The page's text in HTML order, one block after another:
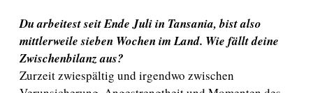
Du arbeitest seit Ende Juli in Tansania, bist also
mittlerweile sieben Wochen im Land. Wie fällt deine
Zwischenbilanz aus?
Zurzeit zwiespältig und irgendwo zwischen